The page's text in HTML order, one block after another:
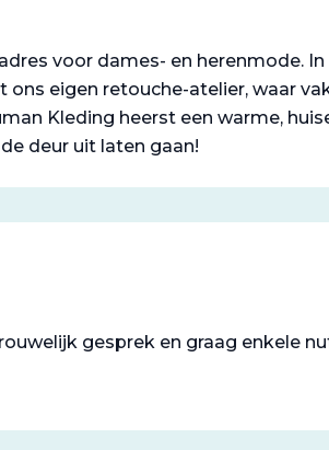
voor dames- en herenmode.
eigen retouche-atelier, waar
Kleding heerst een warme,
deur uit laten gaan!
gesprek en graag enkele